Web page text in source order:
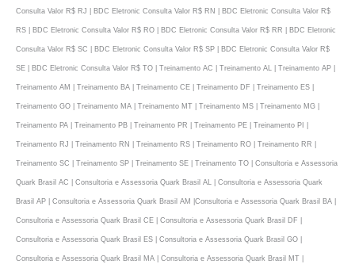
Consulta Valor R$ RJ | BDC Eletronic Consulta Valor R$ RN | BDC Eletronic Consulta Valor R$
RS | BDC Eletronic Consulta Valor R$ RO | BDC Eletronic Consulta Valor R$ RR | BDC Eletronic
Consulta Valor R$ SC | BDC Eletronic Consulta Valor R$ SP | BDC Eletronic Consulta Valor R$
SE | BDC Eletronic Consulta Valor R$ TO | Treinamento AC | Treinamento AL | Treinamento AP |
Treinamento AM | Treinamento BA | Treinamento CE | Treinamento DF | Treinamento ES |
Treinamento GO | Treinamento MA | Treinamento MT | Treinamento MS | Treinamento MG |
Treinamento PA | Treinamento PB | Treinamento PR | Treinamento PE | Treinamento PI |
Treinamento RJ | Treinamento RN | Treinamento RS | Treinamento RO | Treinamento RR |
Treinamento SC | Treinamento SP | Treinamento SE | Treinamento TO | Consultoria e Assessoria
Quark Brasil AC | Consultoria e Assessoria Quark Brasil AL | Consultoria e Assessoria Quark
Brasil AP | Consultoria e Assessoria Quark Brasil AM |Consultoria e Assessoria Quark Brasil BA |
Consultoria e Assessoria Quark Brasil CE | Consultoria e Assessoria Quark Brasil DF |
Consultoria e Assessoria Quark Brasil ES | Consultoria e Assessoria Quark Brasil GO |
Consultoria e Assessoria Quark Brasil MA | Consultoria e Assessoria Quark Brasil MT |